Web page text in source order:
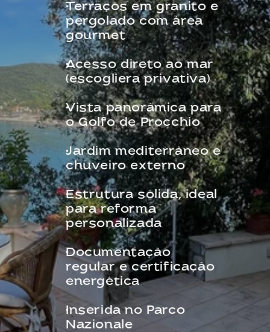
Terraços em granito e
pergolado com área
gourmet
Acesso direto ao mar
(escogliera privativa)
Vista panorâmica para
o Golfo de Procchio
Jardim mediterrâneo e
chuveiro externo
Estrutura sólida, ideal
para reforma
personalizada
Documentação
regular e certificação
energética
Inserida no Parco
Nazionale